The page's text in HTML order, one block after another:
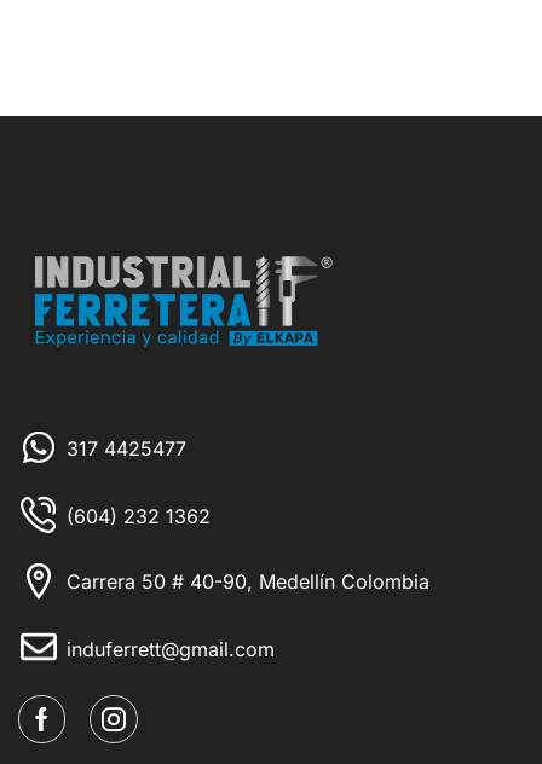
317 4425477
(604) 232 1362
Carrera 50 # 40-90, Medellín Colombia
induferrett@gmail.com